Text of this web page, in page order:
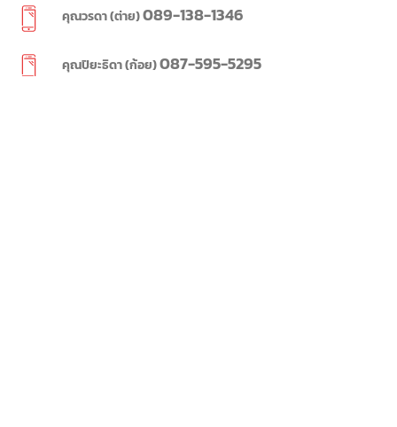
คุณวรดา (ต่าย)089-138-1346
คุณปิยะธิดา (ก้อย)087-595-5295